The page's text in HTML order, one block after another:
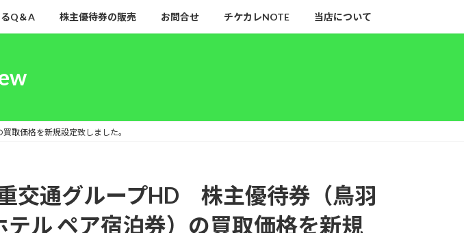
Q＆A 株主優待券の販売 お問合せ チケカレNOTE 当店について
取価格を新規設定致しました。
交通グループHD 株主優待券（鳥羽
テル ペア宿泊券）の買取価格を新規